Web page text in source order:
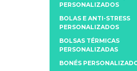
PERSONALIZADOS
BOLAS E ANTI-STRESS
PERSONALIZADOS
BOLSAS TÉRMICAS
PERSONALIZADAS
BONÉS